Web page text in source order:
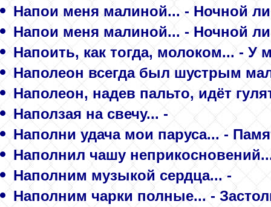
Напои меня малиной... - Ночной
Напои меня малиной... - Ночной
Напоить, как тогда, молоком... - У
Наполеон всегда был шустрым
Наполеон, надев пальто, идёт
Наползая на свечу... -
Наполни удача мои паруса... -
Наполнил чашу
Наполним музыкой сердца... -
Наполним чарки полные... -